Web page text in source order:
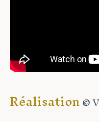
Réalisation©